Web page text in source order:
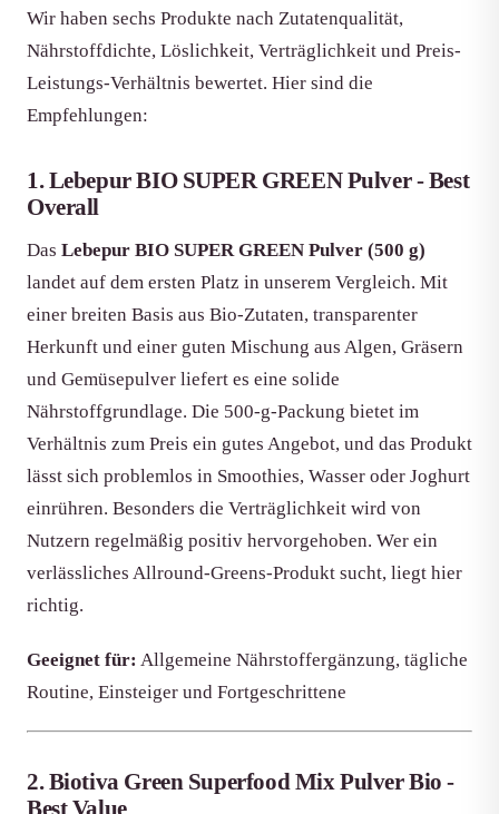
Wir haben sechs Produkte nach Zutatenqualität,
Nährstoffdichte, Löslichkeit, Verträglichkeit und Preis-
Leistungs-Verhältnis bewertet. Hier sind die
Empfehlungen:
1. Lebepur BIO SUPER GREEN Pulver - Best
Overall
Das Lebepur BIO SUPER GREEN Pulver (500 g)
landet auf dem ersten Platz in unserem Vergleich. Mit
einer breiten Basis aus Bio-Zutaten, transparenter
Herkunft und einer guten Mischung aus Algen, Gräsern
und Gemüsepulver liefert es eine solide
Nährstoffgrundlage. Die 500-g-Packung bietet im
Verhältnis zum Preis ein gutes Angebot, und das Produkt
lässt sich problemlos in Smoothies, Wasser oder Joghurt
einrühren. Besonders die Verträglichkeit wird von
Nutzern regelmäßig positiv hervorgehoben. Wer ein
verlässliches Allround-Greens-Produkt sucht, liegt hier
richtig.
Geeignet für: Allgemeine Nährstoffergänzung, tägliche
Routine, Einsteiger und Fortgeschrittene
2. Biotiva Green Superfood Mix Pulver Bio -
Best Value